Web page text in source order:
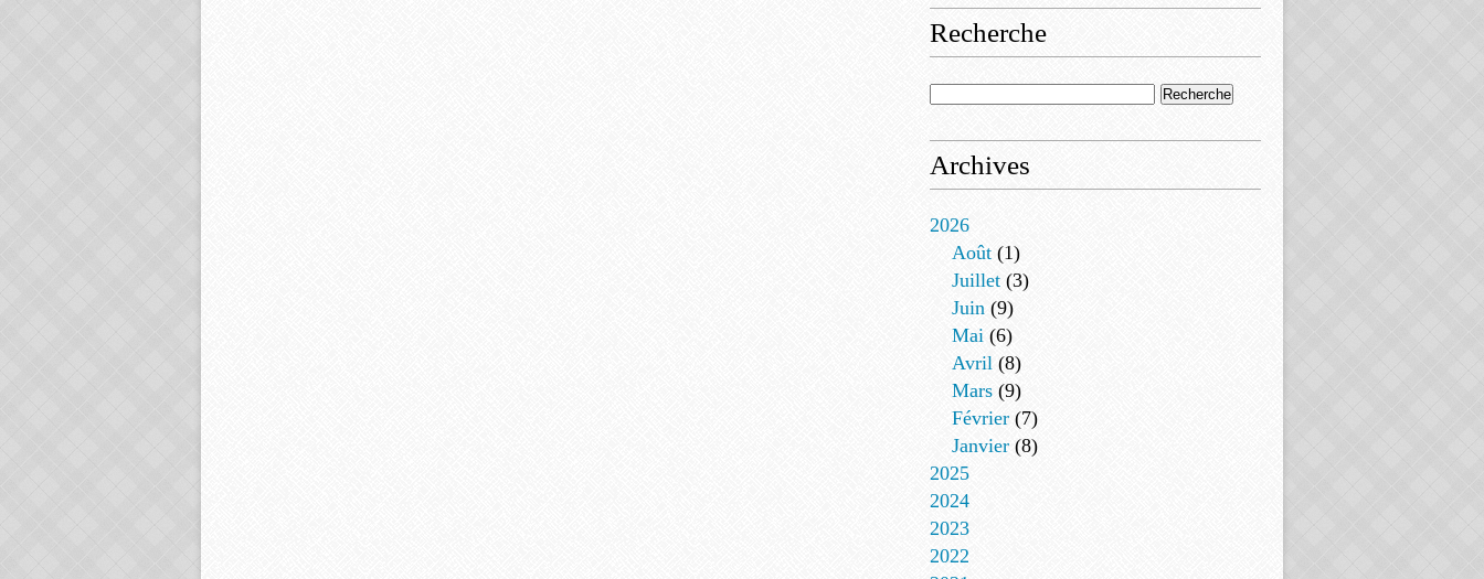
Recherche
Archives
2026
Août (1)
Juillet (3)
Juin (9)
Mai (6)
Avril (8)
Mars (9)
Février (7)
Janvier (8)
2025
2024
2023
2022